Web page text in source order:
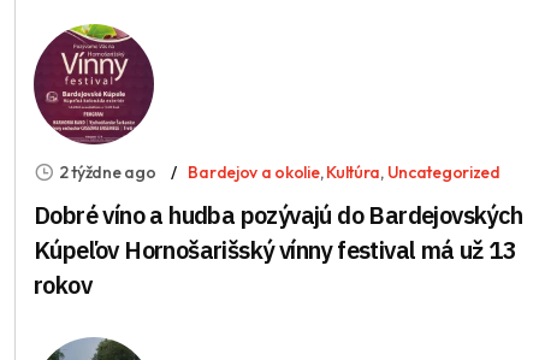
2 týždne ago Bardejov a okolie,Kultúra, Uncategorized
Dobré víno a hudba pozývajú do Bardejovských
Kúpeľov Hornošarišský vínny festival má už 13
rokov